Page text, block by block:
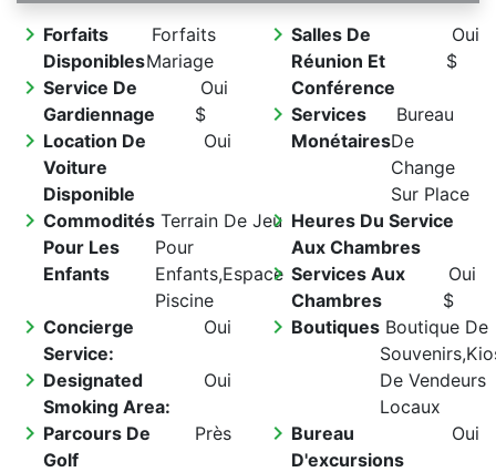
chevron_right Forfaits
Disponibles
Forfaits
Mariage
chevron_right Service De
Gardiennage
Oui
$
chevron_right Location De
Voiture
Disponible
Oui
chevron_right Commodités
Pour Les
Enfants
Terrain De Jeu
Pour
Enfants,Espace
Piscine
chevron_right Concierge
Service:
Oui
chevron_right Designated
Smoking Area:
Oui
chevron_right Parcours De
Golf
Près
chevron_right Salles De
Réunion Et
Conférence
Oui
$
chevron_right Services
Monétaires
Bureau
De
Change
Sur Place
chevron_right Heures Du Service
Aux Chambres
chevron_right Services Aux
Chambres
Oui
$
chevron_right Boutiques Boutique De
De Vendeurs
Locaux
chevron_right Bureau
D'excursions
Oui